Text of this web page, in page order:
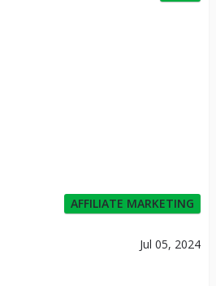
AFFILIATE MARKETING
Jul 05, 2024